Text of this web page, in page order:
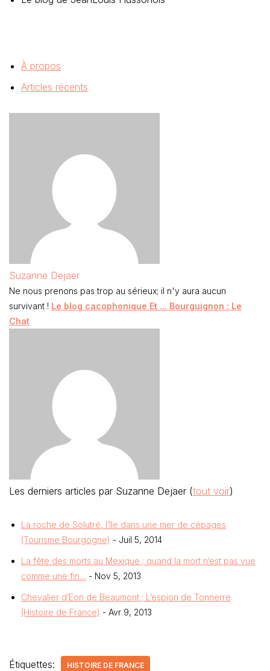
À propos
Articles récents
Suzanne Dejaer
Ne nous prenons pas trop au sérieux; il n'y aura aucun
survivant ! Le blog cacophonique Et ... Bourguignon : Le
Chat
Les derniers articles par Suzanne Dejaer (tout voir)
La roche de Solutré, l’île dans une mer de cépages
(Tourisme Bourgogne) - Juil 5, 2014
La fête des morts au Mexique ; quand la mort n’est pas vue
comme une fin… - Nov 5, 2013
Chevalier d’Eon de Beaumont ; L’espion de Tonnerre
(Histoire de France) - Avr 9, 2013
Étiquettes: HISTOIRE DE FRANCE